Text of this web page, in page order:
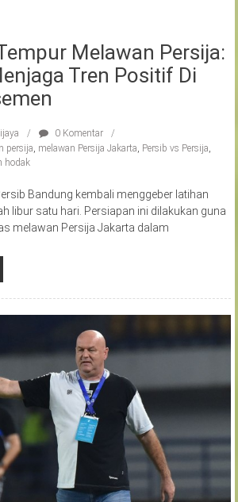
Melawan Persija:
Tren Positif Di
0 Komentar
persija, melawan Persija Jakarta, Persib vs Persija,
hodak
Bandung kembali menggeber latihan
libur satu hari. Persiapan ini dilakukan guna
melawan Persija Jakarta dalam